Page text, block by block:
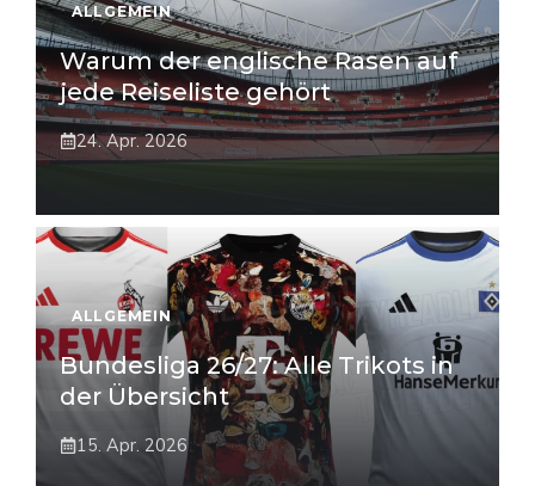
ALLGEMEIN
Warum der englische Rasen auf
jede Reiseliste gehört
24. Apr. 2026
ALLGEMEIN
Bundesliga 26/27: Alle Trikots in
der Übersicht
15. Apr. 2026